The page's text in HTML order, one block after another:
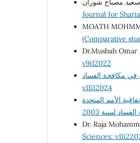
Journal for
MOATH
(Comparative
Dr.Musbah Omar
v9i12022
v11i12024
الأمم المتحدة
Dr. Raja
Sciences: